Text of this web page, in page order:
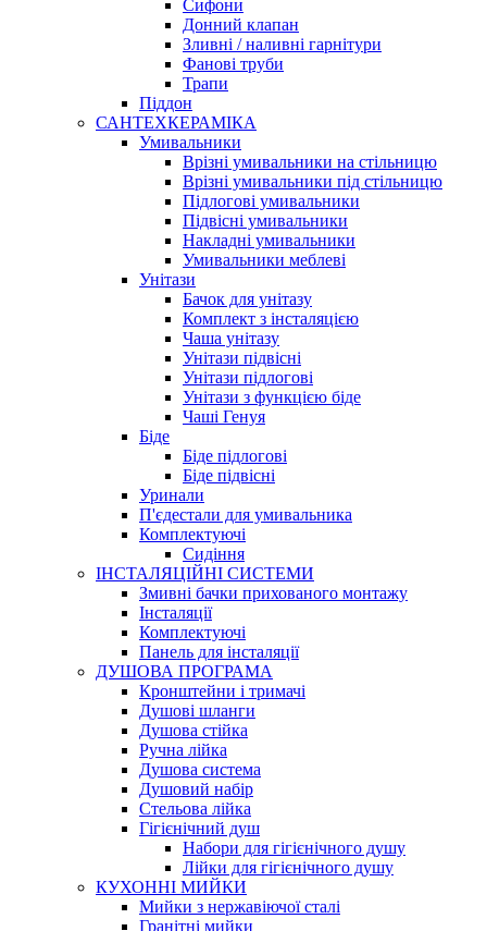
Сифони
Донний клапан
Зливні / наливні гарнітури
Фанові труби
Трапи
Піддон
САНТЕХКЕРАМІКА
Умивальники
Врізні умивальники на стільницю
Врізні умивальники під стільницю
Підлогові умивальники
Підвісні умивальники
Накладні умивальники
Умивальники меблеві
Унітази
Бачок для унітазу
Комплект з інсталяцією
Чаша унітазу
Унітази підвісні
Унітази підлогові
Унітази з функцією біде
Чаші Генуя
Біде
Біде підлогові
Біде підвісні
Уринали
П'єдестали для умивальника
Комплектуючі
Сидіння
ІНСТАЛЯЦІЙНІ СИСТЕМИ
Змивні бачки прихованого монтажу
Інсталяції
Комплектуючі
Панель для інсталяції
ДУШОВА ПРОГРАМА
Кронштейни і тримачі
Душові шланги
Душова стійка
Ручна лійка
Душова система
Душовий набір
Стельова лійка
Гігієнічний душ
Набори для гігієнічного душу
Лійки для гігієнічного душу
КУХОННІ МИЙКИ
Мийки з нержавіючої сталі
Гранітні мийки